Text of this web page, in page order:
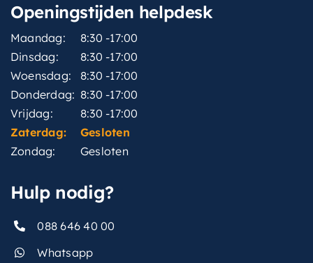
Openingstijden helpdesk
Maandag:
8:30 -17:00
Dinsdag:
8:30 -17:00
Woensdag:
8:30 -17:00
Donderdag: 8:30 -17:00
Vrijdag:
8:30 -17:00
Zaterdag:
Gesloten
Zondag:
Gesloten
Hulp nodig?
088 646 40 00
Whatsapp